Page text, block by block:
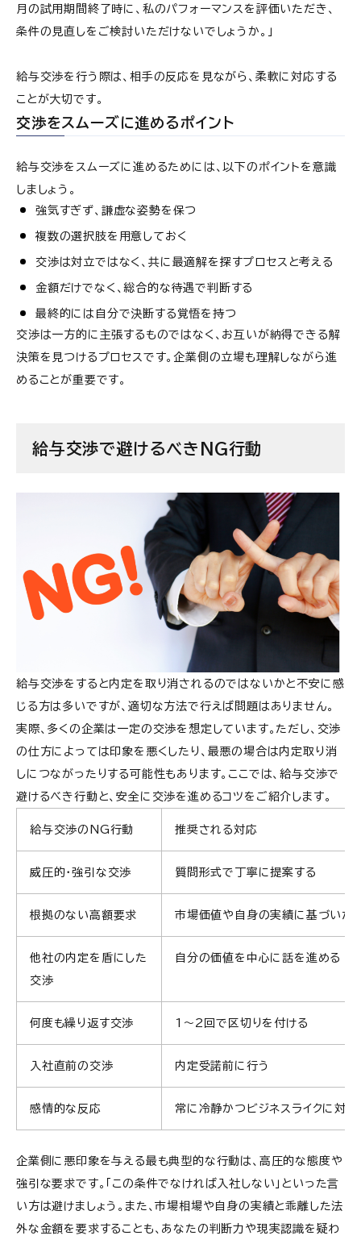
月の試用期間終了時に、私のパフォーマンスを評価いただき、
条件の見直しをご検討いただけないでしょうか。」
給与交渉を行う際は、相手の反応を見ながら、柔軟に対応する
ことが大切です。
交渉をスムーズに進めるポイント
給与交渉をスムーズに進めるためには、以下のポイントを意識
しましょう。
強気すぎず、謙虚な姿勢を保つ
複数の選択肢を用意しておく
交渉は対立ではなく、共に最適解を探すプロセスと考える
金額だけでなく、総合的な待遇で判断する
最終的には自分で決断する覚悟を持つ
交渉は一方的に主張するものではなく、お互いが納得できる解
決策を見つけるプロセスです。企業側の立場も理解しながら進
めることが重要です。
給与交渉で避けるべきNG行動
給与交渉をすると内定を取り消されるのではないかと不安に感
じる方は多いですが、適切な方法で行えば問題はありません。
実際、多くの企業は一定の交渉を想定しています。ただし、交渉
の仕方によっては印象を悪くしたり、最悪の場合は内定取り消
しにつながったりする可能性もあります。ここでは、給与交渉で
避けるべき行動と、安全に交渉を進めるコツをご紹介します。
給与交渉のNG行動 推奨される対応
威圧的・強引な交渉 質問形式で丁寧に提案する
根拠のない高額要求 市場価値や自身の実績に基づいた
他社の内定を盾にした
交渉
自分の価値を中心に話を進める
何度も繰り返す交渉 1〜2回で区切りを付ける
入社直前の交渉 内定受諾前に行う
感情的な反応 常に冷静かつビジネスライクに対応
企業側に悪印象を与える最も典型的な行動は、高圧的な態度や
強引な要求です。「この条件でなければ入社しない」といった言
い方は避けましょう。また、市場相場や自身の実績と乖離した法
外な金額を要求することも、あなたの判断力や現実認識を疑わ